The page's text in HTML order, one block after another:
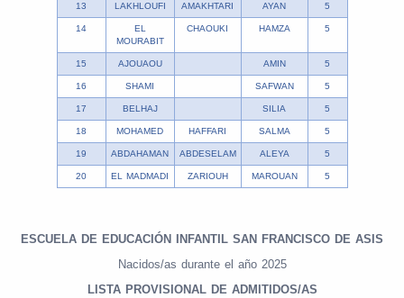
13 LAKHLOUFI AMAKHTARI AYAN 5
14
EL
MOURABIT
CHAOUKI HAMZA 5
15 AJOUAOU AMIN 5
16 SHAMI SAFWAN 5
17 BELHAJ SILIA 5
18 MOHAMED HAFFARI SALMA 5
19 ABDAHAMAN ABDESELAM ALEYA 5
20 EL MADMADI ZARIOUH MAROUAN 5
ESCUELA DE EDUCACIÓN INFANTIL SAN FRANCISCO DE ASIS
Nacidos/as durante el año 2025
LISTA PROVISIONAL DE ADMITIDOS/AS